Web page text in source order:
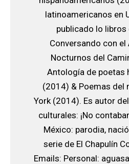
latinoamericanos en
publicado lo libros
Conversando con
Nocturnos del
Antología de poetas
(2014) & Poemas del
York (2014). Es autor
culturales: ¡No
México: parodia,
serie de El Chapulín
Emails: Personal: